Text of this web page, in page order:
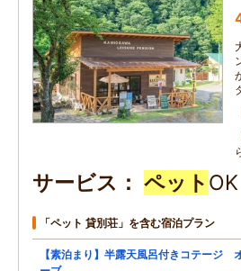
サービス ペット
「ペット 貸別荘」を含む宿泊プラン
【素泊まり】半露天風呂付きコテージ